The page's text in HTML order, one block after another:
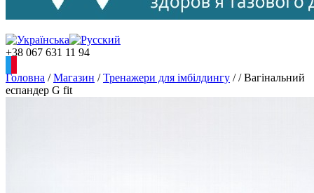
+38 067 631 11 94
Головна / Магазин / Тренажери для імбілдингу / / Вагінальний
еспандер G fit